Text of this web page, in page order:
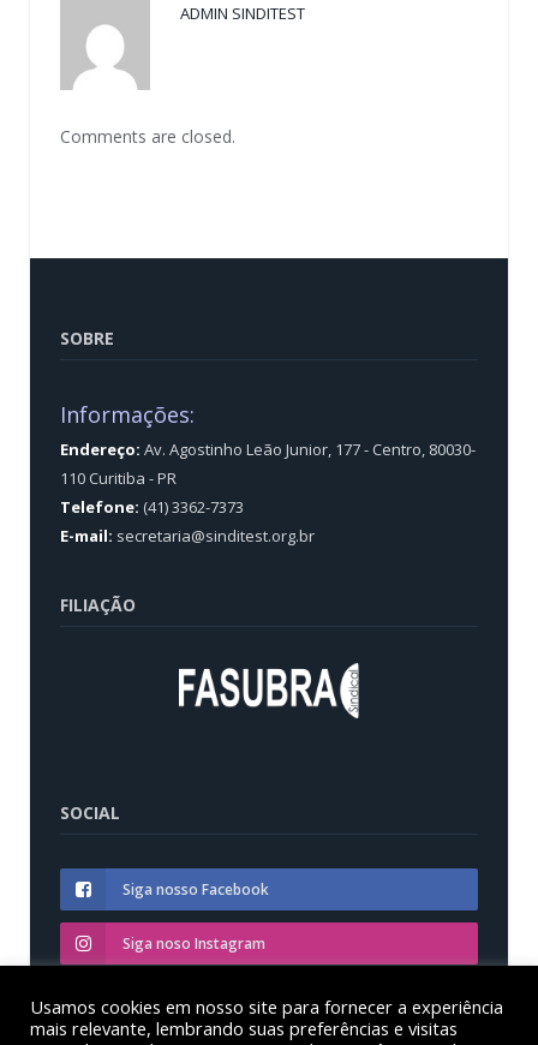
ADMIN SINDITEST
Comments are closed.
SOBRE
Informações:
Endereço: Av. Agostinho Leão Junior, 177 - Centro, 80030-
110 Curitiba - PR
Telefone: (41) 3362-7373
E-mail: secretaria@sinditest.org.br
FILIAÇÃO
SOCIAL
Siga nosso Facebook
Siga noso Instagram
Siga nosso YouTube
Usamos cookies em nosso site para fornecer a experiência
mais relevante, lembrando suas preferências e visitas